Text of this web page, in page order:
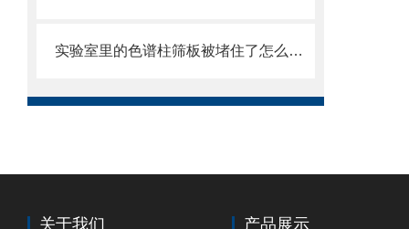
实验室里的色谱柱筛板被堵住了怎么办？这些方法帮你解决
关于我们 产品展示